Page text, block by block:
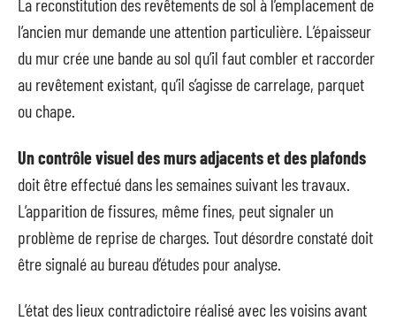
La reconstitution des revêtements de sol à l’emplacement de
l’ancien mur demande une attention particulière. L’épaisseur
du mur crée une bande au sol qu’il faut combler et raccorder
au revêtement existant, qu’il s’agisse de carrelage, parquet
ou chape.
Un contrôle visuel des murs adjacents et des plafonds
doit être effectué dans les semaines suivant les travaux.
L’apparition de fissures, même fines, peut signaler un
problème de reprise de charges. Tout désordre constaté doit
être signalé au bureau d’études pour analyse.
L’état des lieux contradictoire réalisé avec les voisins avant